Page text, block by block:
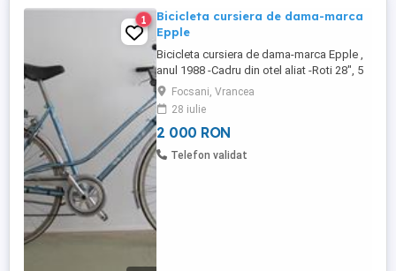
1
Bicicleta cursiera de dama-marca
Epple
Bicicleta cursiera de dama-marca Epple ,
anul 1988 -Cadru din otel aliat -Roti 28", 5
pinioane(viteze), toate piesele si
vopseaua sunt originale in perfecta stare
tehnica si estetica.. -Greutate 12 Kg.
Bicicleta are service la zi si e gata de
drum. Prefer predare personala
Focsani, Vrancea
28 iulie
2 000 RON
Telefon validat